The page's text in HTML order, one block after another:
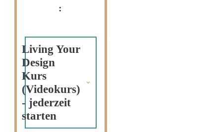
:
Living Your
Design
Kurs
(Videokurs)
- jederzeit
starten